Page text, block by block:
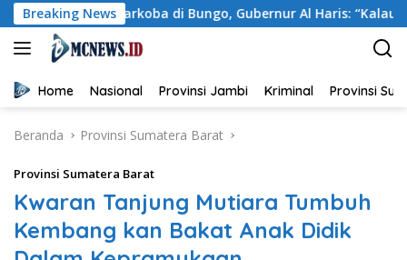
Langsung
ke
konten
Breaking News
Narkoba di Bungo, Gubernur Al Haris: “Kalau anak-
Home Nasional Provinsi Jambi Kriminal Provinsi
Beranda Provinsi Sumatera Barat
Provinsi Sumatera Barat
Kwaran Tanjung Mutiara Tumbuh
Kembang kan Bakat Anak Didik